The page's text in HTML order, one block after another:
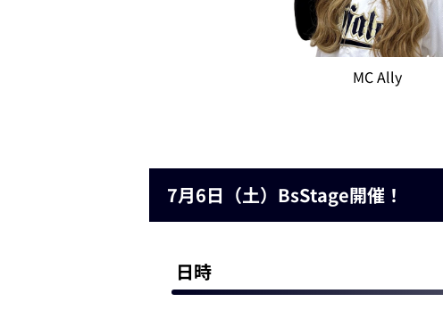
MC Ally
7月6日（土）BsStage開催！
日時